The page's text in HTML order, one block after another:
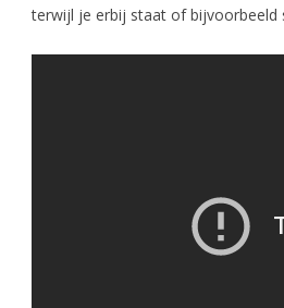
terwijl je erbij staat of bijvoorbeeld